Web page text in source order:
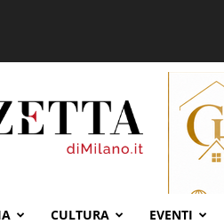
CULTURA EVENTI